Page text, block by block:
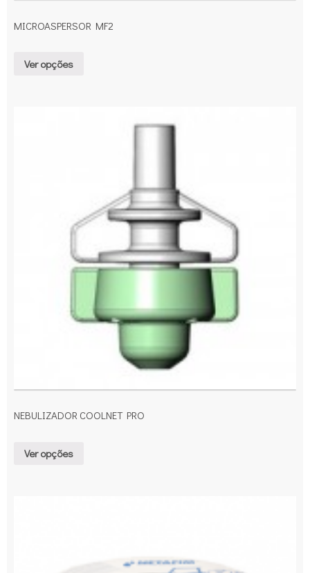
MICROASPERSOR MF2
Ver opções
NEBULIZADOR COOLNET PRO
Ver opções